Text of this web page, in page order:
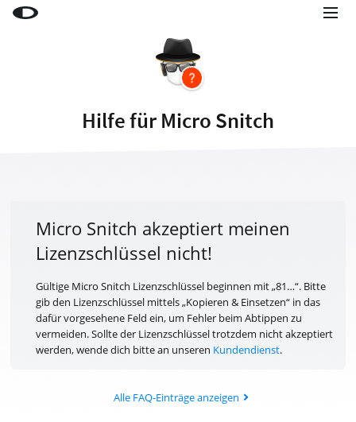
LaunchBar
Shop
Support
Blog
Hilfe für Micro Snitch
Micro Snitch akzeptiert meinen
Lizenzschlüssel nicht!
Gültige Micro Snitch Lizenzschlüssel beginnen mit „81…“. Bitte
gib den Lizenzschlüssel mittels „Kopieren & Einsetzen“ in das
dafür vorgesehene Feld ein, um Fehler beim Abtippen zu
vermeiden. Sollte der Lizenzschlüssel trotzdem nicht akzeptiert
werden, wende dich bitte an unseren Kundendienst.
Alle FAQ-Einträge anzeigen